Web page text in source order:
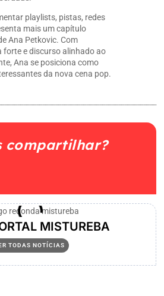
playlists, pistas, redes
mais um capítulo
Ana Petkovic. Com
forte e discurso alinhado ao
Ana se posiciona como
da nova cena pop.
compartilhar?
MISTUREBA
TODAS NOTÍCIAS